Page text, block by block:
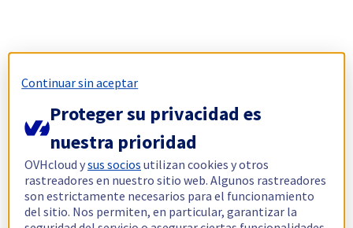
Continuar sin aceptar
Proteger su privacidad es
nuestra prioridad
OVHcloud ysus socios utilizan cookies y otros
rastreadores en nuestro sitio web. Algunos rastreadores
son estrictamente necesarios para el funcionamiento
del sitio. Nos permiten, en particular, garantizar la